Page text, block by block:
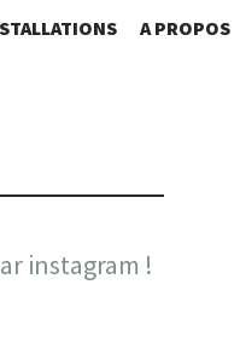
A PROPOS
instagram !